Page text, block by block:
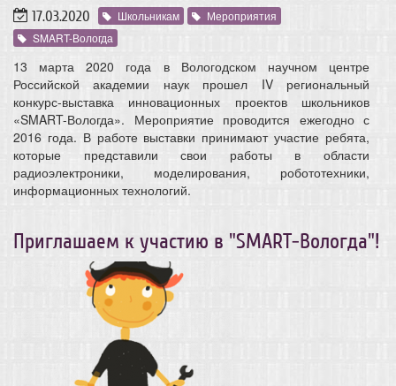
17.03.2020 Школьникам
Мероприятия
SMART-Вологда
13 марта 2020 года в Вологодском научном центре
Российской академии наук прошел IV региональный
конкурс-выставка инновационных проектов школьников
«SMART-Вологда». Мероприятие проводится ежегодно с
2016 года. В работе выставки принимают участие ребята,
которые представили свои работы в области
радиоэлектроники, моделирования, робототехники,
информационных технологий.
Приглашаем к участию в "SMART-Вологда"!